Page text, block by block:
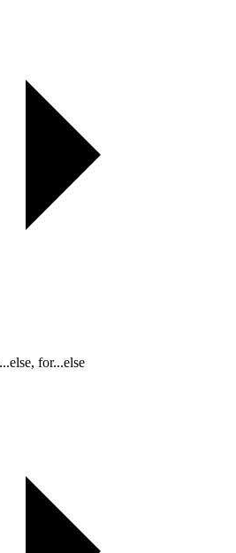
for...else